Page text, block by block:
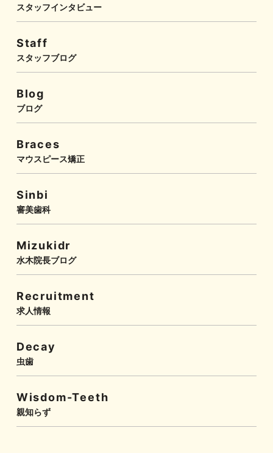
スタッフインタビュー
Staff
スタッフブログ
Blog
ブログ
Braces
マウスピース矯正
Sinbi
審美歯科
Mizukidr
水木院長ブログ
Recruitment
求人情報
Decay
虫歯
Wisdom-Teeth
親知らず